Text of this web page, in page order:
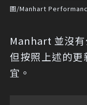
圖/Manhart
Manhart 並沒有
但按照上述的
宜。